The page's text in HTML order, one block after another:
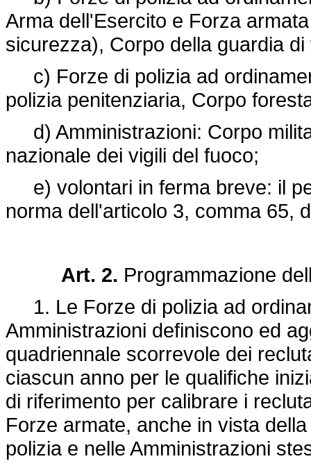
Arma dell'Esercito e Forza
sicurezza), Corpo della guardia di
c) Forze di polizia ad
polizia penitenziaria, Corpo
d) Amministrazioni: Corpo
nazionale dei vigili del fuoco;
e) volontari in ferma breve: il
norma dell'articolo 3, comma 65,
Art. 2. Programmazione
1. Le Forze di polizia ad
Amministrazioni definiscono ed
quadriennale scorrevole dei
ciascun anno per le qualifiche
di riferimento per calibrare i
Forze armate, anche in vista
polizia e nelle Amministrazioni